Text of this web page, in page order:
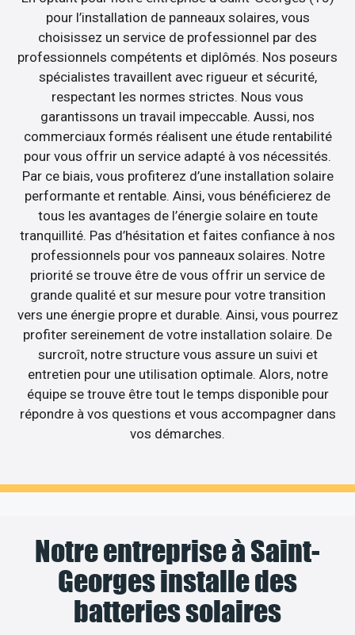
pour l’installation de panneaux solaires, vous
choisissez un service de professionnel par des
professionnels compétents et diplômés. Nos poseurs
spécialistes travaillent avec rigueur et sécurité,
respectant les normes strictes. Nous vous
garantissons un travail impeccable. Aussi, nos
commerciaux formés réalisent une étude rentabilité
pour vous offrir un service adapté à vos nécessités.
Par ce biais, vous profiterez d’une installation solaire
performante et rentable. Ainsi, vous bénéficierez de
tous les avantages de l’énergie solaire en toute
tranquillité. Pas d’hésitation et faites confiance à nos
professionnels pour vos panneaux solaires. Notre
priorité se trouve être de vous offrir un service de
grande qualité et sur mesure pour votre transition
vers une énergie propre et durable. Ainsi, vous pourrez
profiter sereinement de votre installation solaire. De
surcroît, notre structure vous assure un suivi et
entretien pour une utilisation optimale. Alors, notre
équipe se trouve être tout le temps disponible pour
répondre à vos questions et vous accompagner dans
vos démarches.
Notre entreprise à Saint-
Georges installe des
batteries solaires